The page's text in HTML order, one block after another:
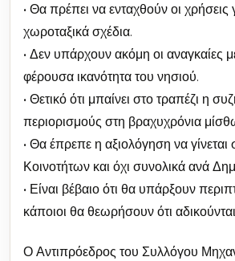
• Θα πρέπει να ενταχθούν οι χρήσεις
χωροταξικά σχέδια.
• Δεν υπάρχουν ακόμη οι αναγκαίες
φέρουσα ικανότητα του νησιού.
• Θετικό ότι μπαίνει στο τραπέζι η
περιορισμούς στη βραχυχρόνια
• Θα έπρεπε η αξιολόγηση να γίνεται
Κοινοτήτων και όχι συνολικά ανά
• Είναι βέβαιο ότι θα υπάρξουν
κάποιοι θα θεωρήσουν ότι
Ο Αντιπρόεδρος του Συλλόγου